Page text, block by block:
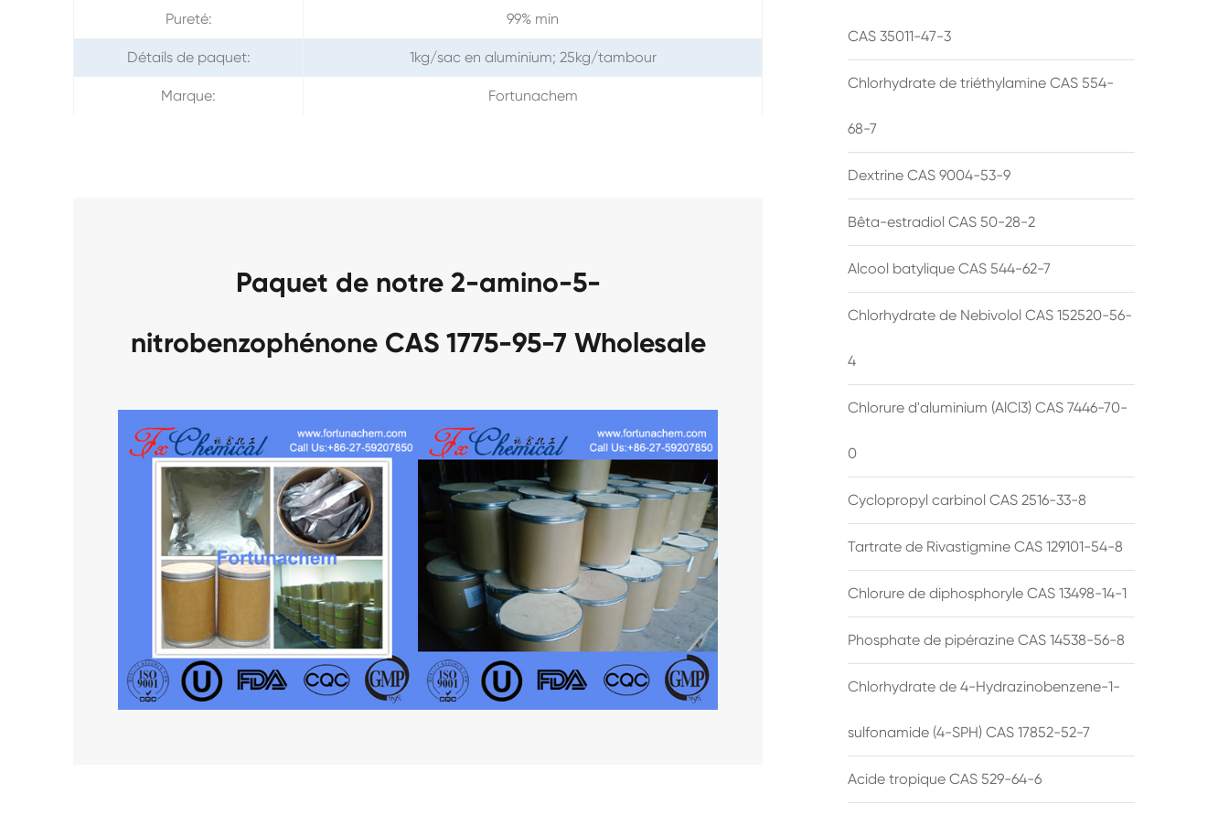
Pureté: 99% min
Détails de paquet: 1kg/sac en aluminium; 25kg/tambour
Marque: Fortunachem
Paquet de notre 2-amino-5-
nitrobenzophénone CAS 1775-95-7 Wholesale
CAS 35011-47-3
Chlorhydrate de triéthylamine CAS 554-
68-7
Dextrine CAS 9004-53-9
Bêta-estradiol CAS 50-28-2
Alcool batylique CAS 544-62-7
Chlorhydrate de Nebivolol CAS 152520-56-
4
Chlorure d'aluminium (AlCl3) CAS 7446-70-
0
Cyclopropyl carbinol CAS 2516-33-8
Tartrate de Rivastigmine CAS 129101-54-8
Chlorure de diphosphoryle CAS 13498-14-1
Phosphate de pipérazine CAS 14538-56-8
Chlorhydrate de 4-Hydrazinobenzene-1-
sulfonamide (4-SPH) CAS 17852-52-7
Acide tropique CAS 529-64-6